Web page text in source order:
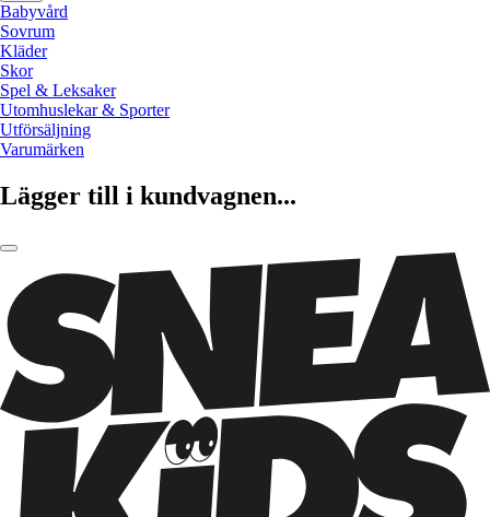
Babyvård
Sovrum
Kläder
Skor
Spel & Leksaker
Utomhuslekar & Sporter
Utförsäljning
Varumärken
Lägger till i kundvagnen...